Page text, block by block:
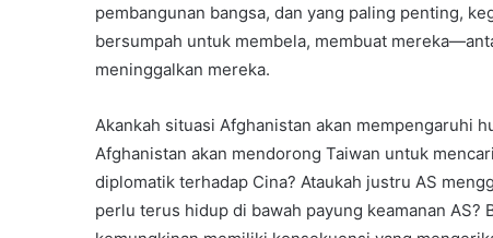
pembangunan bangsa, dan yang paling penting,
bersumpah untuk membela, membuat
meninggalkan mereka.
Akankah situasi Afghanistan akan mempengaruhi
Afghanistan akan mendorong Taiwan untuk
diplomatik terhadap Cina? Ataukah justru AS
perlu terus hidup di bawah payung keamanan AS?